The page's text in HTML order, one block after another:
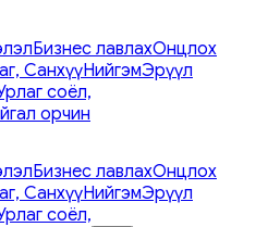
Бизнес лавлахОнцлох
СанхүүНийгэмЭрүүл
соёл,
орчин
Бизнес лавлахОнцлох
СанхүүНийгэмЭрүүл
соёл,